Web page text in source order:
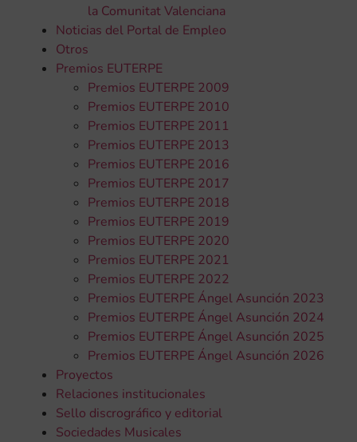
la Comunitat Valenciana
Noticias del Portal de Empleo
Otros
Premios EUTERPE
Premios EUTERPE 2009
Premios EUTERPE 2010
Premios EUTERPE 2011
Premios EUTERPE 2013
Premios EUTERPE 2016
Premios EUTERPE 2017
Premios EUTERPE 2018
Premios EUTERPE 2019
Premios EUTERPE 2020
Premios EUTERPE 2021
Premios EUTERPE 2022
Premios EUTERPE Ángel Asunción 2023
Premios EUTERPE Ángel Asunción 2024
Premios EUTERPE Ángel Asunción 2025
Premios EUTERPE Ángel Asunción 2026
Proyectos
Relaciones institucionales
Sello discrográfico y editorial
Sociedades Musicales